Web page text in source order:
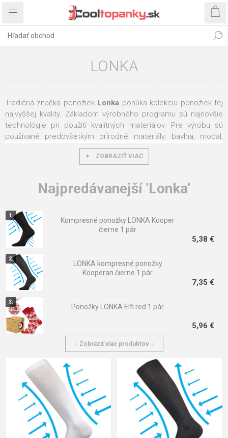
LONKA
Tradičná značka ponožiek Lonka ponúka kolekciu ponožiek tej
najvyššej kvality. Základom výrobného programu sú najnovšie
technológie pri použití kvalitných materiálov. Pre výrobu sú
používané predovšetkým prírodné materiály: bavlna, modal,
bambus. Takmer všetky produkty značky
retiazkovanou špici, horný lem býva voľný, nezviera nohu, a tak
ZOBRAZIŤ VIAC
Najpredávanejší 'Lonka'
Kompresné ponožky LONKA Kooper
čierne 1 pár
5,38 €
LONKA kompresné ponožky
Kooperan čierne 1 pár
7,35 €
Ponožky LONKA Elfi red 1 pár
5,96 €
LONKA ponožky Elfi green 1 pár
5,96 €
LONKA ponožky Desi black 3 páry
7,77 €
↓ Zobraziť viac produktov ↓